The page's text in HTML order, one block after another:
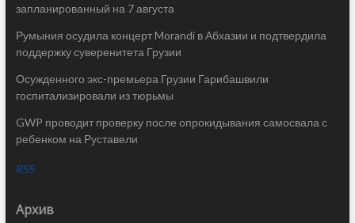
запланированный на 7 августа
Румыния осудила концерт Morandi в Абхазии и подтвердила
поддержку суверенитета Грузии
Осужденного экс-премьера Грузии Гарибашвили
госпитализировали из тюрьмы
GWP проводит проверку после опрокидывания самосвала с
ребенком на Руставели
RSS
Архив